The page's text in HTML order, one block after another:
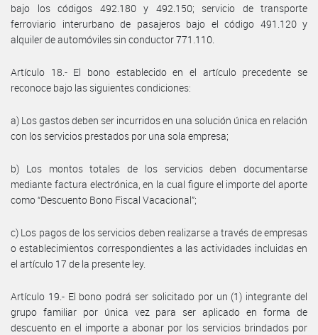
bajo los códigos 492.180 y 492.150; servicio de transporte
ferroviario interurbano de pasajeros bajo el código 491.120 y
alquiler de automóviles sin conductor 771.110.
Artículo 18.- El bono establecido en el artículo precedente se
reconoce bajo las siguientes condiciones:
a) Los gastos deben ser incurridos en una solución única en relación
con los servicios prestados por una sola empresa;
b) Los montos totales de los servicios deben documentarse
mediante factura electrónica, en la cual figure el importe del aporte
como “Descuento Bono Fiscal Vacacional”;
c) Los pagos de los servicios deben realizarse a través de empresas
o establecimientos correspondientes a las actividades incluidas en
el artículo 17 de la presente ley.
Artículo 19.- El bono podrá ser solicitado por un (1) integrante del
grupo familiar por única vez para ser aplicado en forma de
descuento en el importe a abonar por los servicios brindados por